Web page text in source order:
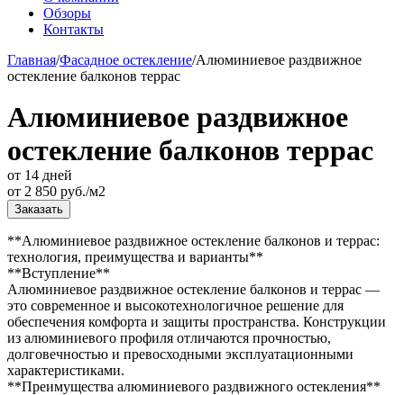
Обзоры
Контакты
Главная/Фасадное остекление/Алюминиевое раздвижное
остекление балконов террас
Алюминиевое раздвижное
остекление балконов террас
от 14 дней
от 2 850 руб./м2
Заказать
**Алюминиевое раздвижное остекление балконов и террас:
технология, преимущества и варианты**
**Вступление**
Алюминиевое раздвижное остекление балконов и террас —
это современное и высокотехнологичное решение для
обеспечения комфорта и защиты пространства. Конструкции
из алюминиевого профиля отличаются прочностью,
долговечностью и превосходными эксплуатационными
характеристиками.
**Преимущества алюминиевого раздвижного остекления**